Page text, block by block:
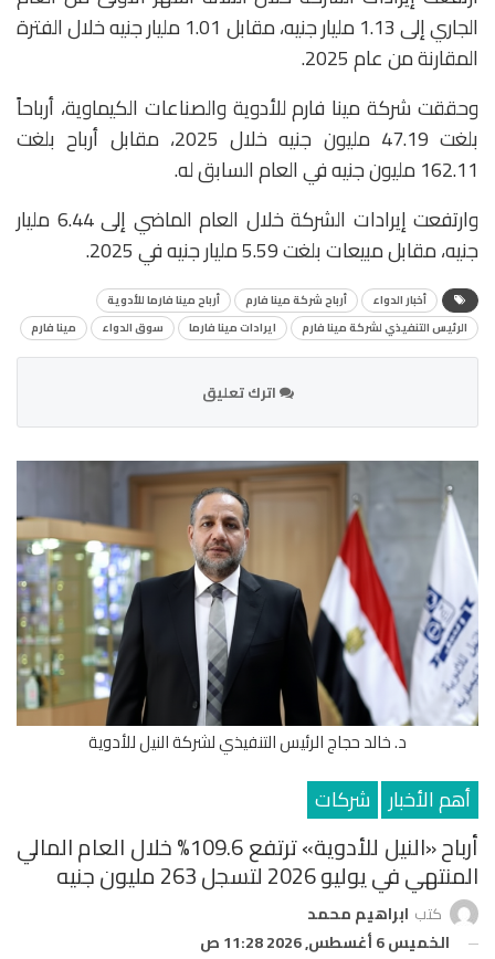
الجاري إلى 1.13 مليار جنيه، مقابل 1.01 مليار جنيه خلال الفترة
المقارنة من عام 2025.
وحققت شركة مينا فارم للأدوية والصناعات الكيماوية، أرباحاً
بلغت 47.19 مليون جنيه خلال 2025، مقابل أرباح بلغت
162.11 مليون جنيه في العام السابق له.
وارتفعت إيرادات الشركة خلال العام الماضي إلى 6.44 مليار
جنيه، مقابل مبيعات بلغت 5.59 مليار جنيه في 2025.
أخبار الدواء أرباح شركة مينا فارم
أرباح مينا فارما للأدوية
الرئيس التنفيذي لشركة مينا فارم
ايرادات مينا فارما سوق الدواء مينا فارم
اترك تعليق
د. خالد حجاج الرئيس التنفيذي لشركة النيل للأدوية
أهم الأخبار شركات
أرباح «النيل للأدوية» ترتفع 109.6% خلال العام المالي
المنتهي في يوليو 2026 لتسجل 263 مليون جنيه
كتب ابراهيم محمد
الخميس 6 أغسطس, 2026 11:28 ص